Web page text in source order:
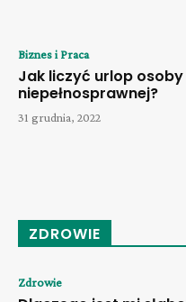
Biznes i Praca
Jak liczyć urlop osoby
niepełnosprawnej?
31 grudnia, 2022
ZDROWIE
Zdrowie